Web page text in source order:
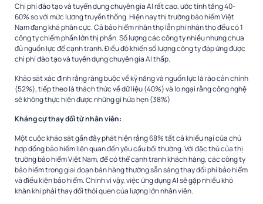
Chi phí đào tạo và tuyển dụng chuyên gia AI rất cao, ước tính tăng 40-
60% so với mức lương truyền thống. Hiện nay thị trường bảo hiểm Việt
Nam đang khá phân cực. Cả bảo hiểm nhân thọ lẫn phi nhân thọ đều có 1
công ty chiếm phần lớn thị phần. Số lượng các công ty nhiều nhưng chưa
đủ nguồn lực để cạnh tranh. Điều đó khiến số lượng công ty đáp ứng được
chi phí đào tạo và tuyển dụng chuyên gia AI thấp.
Khảo sát xác định rằng ràng buộc về kỹ năng và nguồn lực là rào cản chính
(52%), tiếp theo là thách thức về dữ liệu (40%) và lo ngại rằng công nghệ
sẽ không thực hiện được những gì hứa hẹn (38%)
Kháng cự thay đổi từ nhân viên:
Một cuộc khảo sát gần đây phát hiện rằng 68% tất cả khiếu nại của chủ
hợp đồng bảo hiểm liên quan đến yêu cầu bồi thường. Với đặc thù của thị
trường bảo hiểm Việt Nam, để có thể cạnh tranh khách hàng, các công ty
bảo hiểm trong giai đoạn bán hàng thường sẵn sàng thay đổi phí bảo hiểm
và điều kiện bảo hiểm. Chính vì vậy, việc ứng dụng AI sẽ gặp nhiều khó
khăn khi phải thay đổi thói quen của lượng lớn nhân viên.